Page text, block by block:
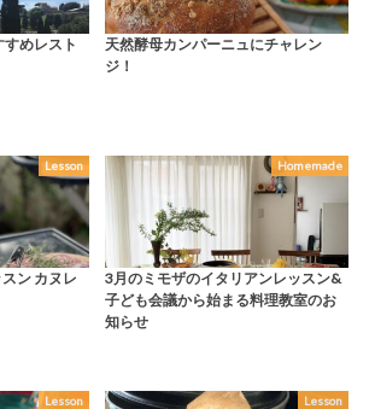
めレスト
天然酵母カンパーニュにチャレン
ジ！
Lesson
ン カヌレ
Homemade
3月のミモザのイタリアンレッスン&
子ども会議から始まる料理教室のお
知らせ
Lesson Lesson